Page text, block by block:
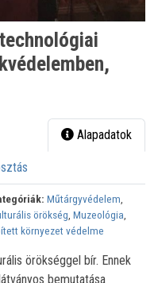
Alapadatok
Műtárgyvédelem,
örökség, Muzeológia,
környezet védelme
örökséggel bír. Ennek
bemutatása